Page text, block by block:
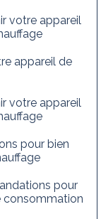
votre appareil
appareil de
votre appareil
pour bien
pour
consommation